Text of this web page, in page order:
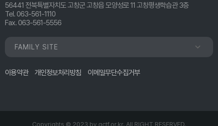
56441 전북특별자치도 고창군 고창읍 모양성로 11 고창평생학습관 3층
Tel. 063-561-1110
Fax. 063-561-5556
FAMILY SITE
이용약관 개인정보처리방침 이메일무단수집거부
Copyrights © 2023 by gctf.or.kr. All RIGHT RESERVED.